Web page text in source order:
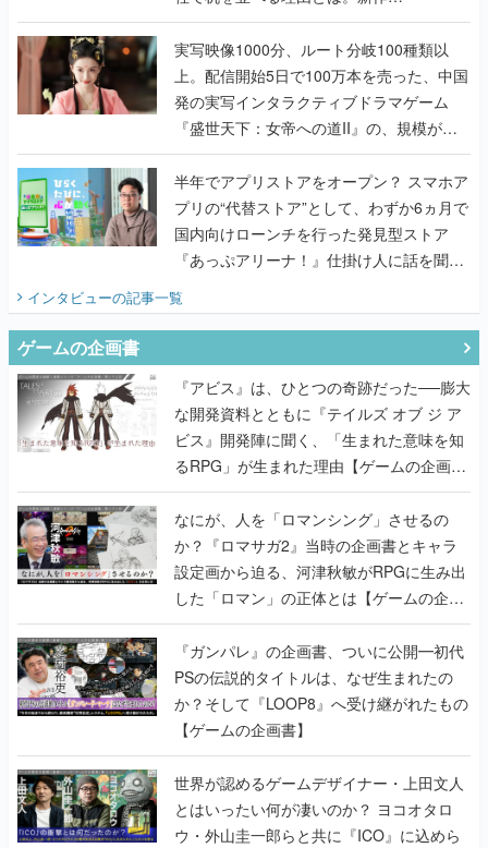
『TATSUJIN EXTREME』で初タッグを組
んだレジェンド2人に訊く開発秘話
実写映像1000分、ルート分岐100種類以
上。配信開始5日で100万本を売った、中国
発の実写インタラクティブドラマゲーム
『盛世天下：女帝への道II』の、規模が違
うこだわりをプロデューサーに聞いた
半年でアプリストアをオープン？ スマホア
プリの“代替ストア”として、わずか6ヵ月で
国内向けローンチを行った発見型ストア
『あっぷアリーナ！』仕掛け人に話を聞い
てみた
インタビューの記事一覧
ゲームの企画書
『アビス』は、ひとつの奇跡だった──膨大
な開発資料とともに『テイルズ オブ ジ ア
ビス』開発陣に聞く、「生まれた意味を知
るRPG」が生まれた理由【ゲームの企画
書】
なにが、人を「ロマンシング」させるの
か？『ロマサガ2』当時の企画書とキャラ
設定画から迫る、河津秋敏がRPGに生み出
した「ロマン」の正体とは【ゲームの企画
書】
『ガンパレ』の企画書、ついに公開━初代
PSの伝説的タイトルは、なぜ生まれたの
か？そして『LOOP8』へ受け継がれたもの
【ゲームの企画書】
世界が認めるゲームデザイナー・上田文人
とはいったい何が凄いのか？ ヨコオタロ
ウ・外山圭一郎らと共に『ICO』に込めら